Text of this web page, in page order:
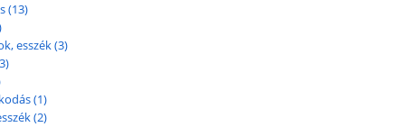
(13)
esszék (3)
(1)
(2)